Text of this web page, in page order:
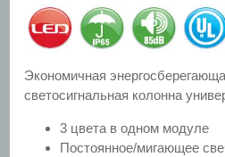
Экономичная
светосигнальная колонна
3 цвета в одном модуле
Постоянное/мигающее